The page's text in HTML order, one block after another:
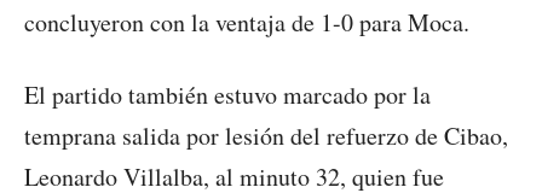
concluyeron con la ventaja de 1-0 para Moca.
El partido también estuvo marcado por la
temprana salida por lesión del refuerzo de Cibao,
Leonardo Villalba, al minuto 32, quien fue